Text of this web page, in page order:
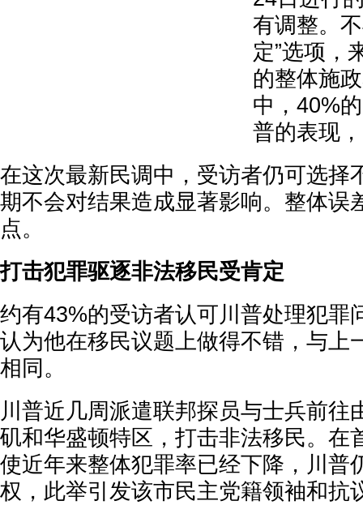
有调整。
定”选项，
的整体施
中，40%
普的表现
在这次最新民调中，受访者仍可选择
期不会对结果造成显著影响。整体误
点。
打击犯罪驱逐非法移民受肯定
约有43%的受访者认可川普处理犯罪
认为他在移民议题上做得不错，与上
相同。
川普近几周派遣联邦探员与士兵前往
矶和华盛顿特区，打击非法移民。在
使近年来整体犯罪率已经下降，川普
权，此举引发该市民主党籍领袖和抗